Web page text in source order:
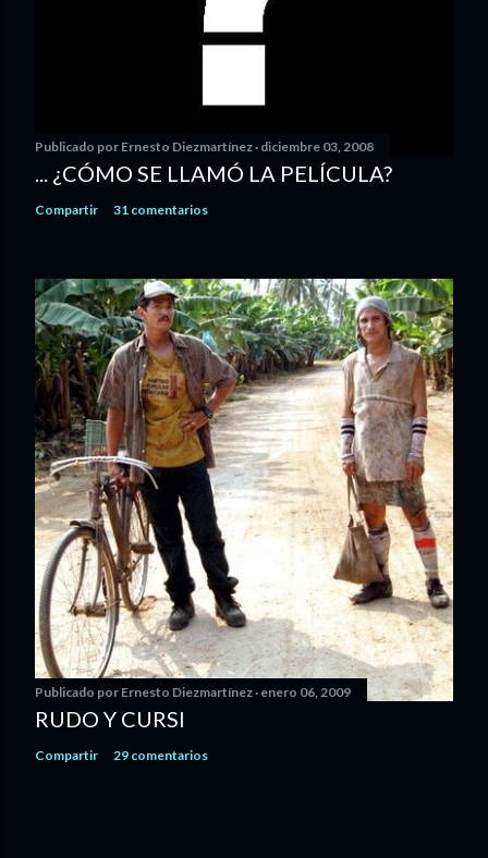
Publicado por Ernesto Diezmartínez diciembre 03, 2008
... ¿CÓMO SE LLAMÓ LA PELÍCULA?
Compartir 31 comentarios
Publicado por Ernesto Diezmartínez enero 06, 2009
RUDO Y CURSI
Compartir 29 comentarios